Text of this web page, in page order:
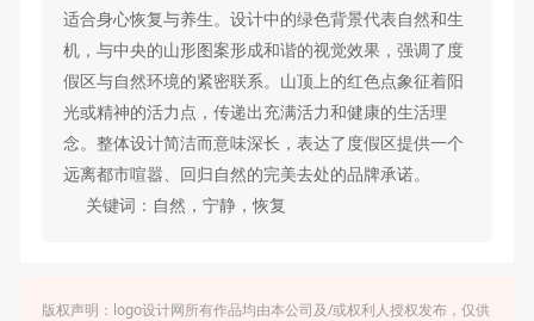
适合身心恢复与养生。设计中的绿色背景代表自然和生
机，与中央的山形图案形成和谐的视觉效果，强调了度
假区与自然环境的紧密联系。山顶上的红色点象征着阳
光或精神的活力点，传递出充满活力和健康的生活理
念。整体设计简洁而意味深长，表达了度假区提供一个
远离都市喧嚣、回归自然的完美去处的品牌承诺。
关键词：自然，宁静，恢复
版权声明：logo设计网所有作品均由本公司及/或权利人授权发布，仅供